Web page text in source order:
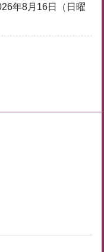
年8月16日（日曜